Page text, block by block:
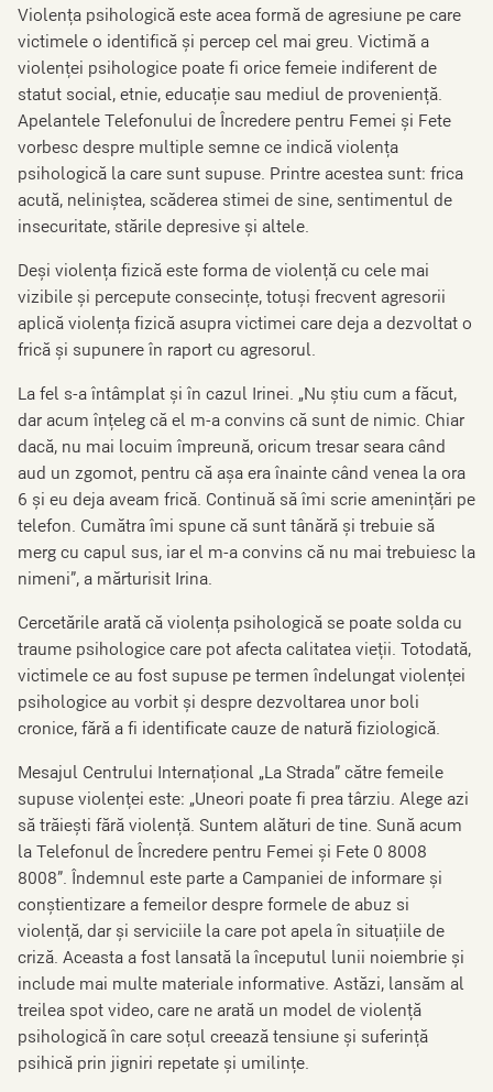
Violența psihologică este acea formă de agresiune pe care
victimele o identifică și percep cel mai greu. Victimă a
violenței psihologice poate fi orice femeie indiferent de
statut social, etnie, educație sau mediul de proveniență.
Apelantele Telefonului de Încredere pentru Femei și Fete
vorbesc despre multiple semne ce indică violența
psihologică la care sunt supuse. Printre acestea sunt: frica
acută, neliniștea, scăderea stimei de sine, sentimentul de
insecuritate, stările depresive și altele.
Deși violența fizică este forma de violență cu cele mai
vizibile și percepute consecințe, totuși frecvent agresorii
aplică violența fizică asupra victimei care deja a dezvoltat o
frică și supunere în raport cu agresorul.
La fel s-a întâmplat și în cazul Irinei. „Nu știu cum a făcut,
dar acum înțeleg că el m-a convins că sunt de nimic. Chiar
dacă, nu mai locuim împreună, oricum tresar seara când
aud un zgomot, pentru că așa era înainte când venea la ora
6 și eu deja aveam frică. Continuă să îmi scrie amenințări pe
telefon. Cumătra îmi spune că sunt tânără și trebuie să
merg cu capul sus, iar el m-a convins că nu mai trebuiesc la
nimeni”, a mărturisit Irina.
Cercetările arată că violența psihologică se poate solda cu
traume psihologice care pot afecta calitatea vieții. Totodată,
victimele ce au fost supuse pe termen îndelungat violenței
psihologice au vorbit și despre dezvoltarea unor boli
cronice, fără a fi identificate cauze de natură fiziologică.
Mesajul Centrului Internațional „La Strada” către femeile
supuse violenței este: „Uneori poate fi prea târziu. Alege azi
să trăiești fără violență. Suntem alături de tine. Sună acum
la Telefonul de Încredere pentru Femei și Fete 0 8008
8008”. Îndemnul este parte a Campaniei de informare și
conștientizare a femeilor despre formele de abuz si
violență, dar și serviciile la care pot apela în situațiile de
criză. Aceasta a fost lansată la începutul lunii noiembrie și
include mai multe materiale informative. Astăzi, lansăm al
treilea spot video, care ne arată un model de violență
psihologică în care soțul creează tensiune și suferință
psihică prin jigniri repetate și umilințe.